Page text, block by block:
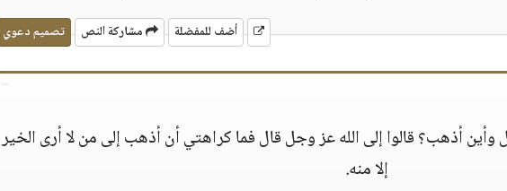
أضف للمفضلة مشاركة النص تصميم دعوي
أذهب؟ قالوا إلى الله عز وجل قال فما كراهتي أن أذهب إلى من لا أرى الخير
إلا منه.